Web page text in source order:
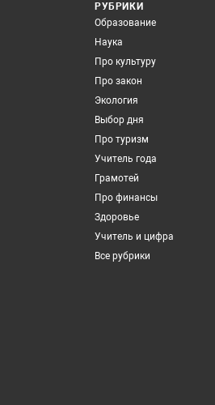
РУБРИКИ
Образование
Наука
Про культуру
Про закон
Экология
Выбор дня
Про туризм
Учитель года
Грамотей
Про финансы
Здоровье
Учитель и цифра
Все рубрики